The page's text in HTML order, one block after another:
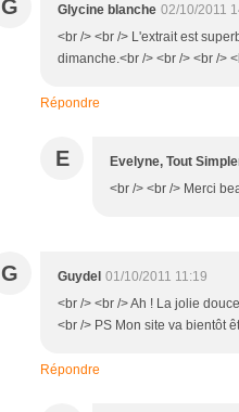
G Glycine blanche 02/10/2011
<br /> <br /> L'extrait est
dimanche.<br /> <br /> <br />
Répondre
E Evelyne, Tout
<br /> <br /> Merci
G Guydel 01/10/2011 11:19
<br /> <br /> Ah ! La jolie
<br /> PS Mon site va bientôt
Répondre